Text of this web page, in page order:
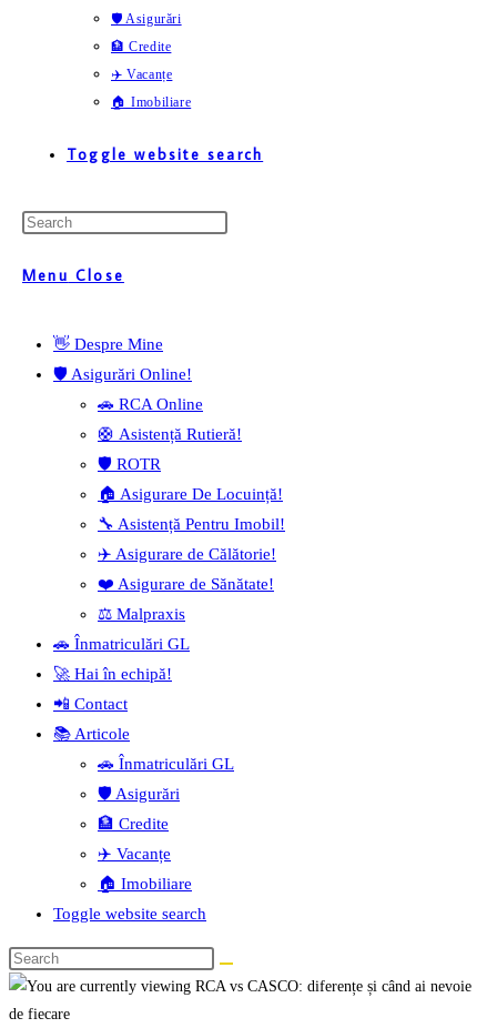
🛡️ Asigurări
🏦 Credite
✈️ Vacanțe
🏠 Imobiliare
Toggle website search
Menu Close
👋 Despre Mine
🛡️ Asigurări Online!
🚗 RCA Online
🛟 Asistență Rutieră!
🛡️ ROTR
🏠 Asigurare De Locuință!
🔧 Asistență Pentru Imobil!
✈️ Asigurare de Călătorie!
❤️ Asigurare de Sănătate!
⚖️ Malpraxis
🚗 Înmatriculări GL
🚀 Hai în echipă!
📲 Contact
📚 Articole
🚗 Înmatriculări GL
🛡️ Asigurări
🏦 Credite
✈️ Vacanțe
🏠 Imobiliare
Toggle website search